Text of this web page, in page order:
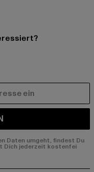
Daten umgeht, findest Du
Dich jederzeit kostenfei